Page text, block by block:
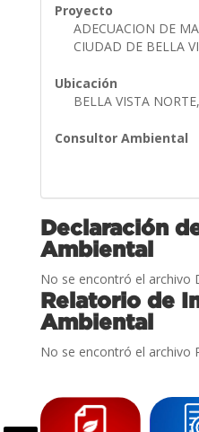
Proyecto
ADECUACION DE
CIUDAD DE BELLA
Ubicación
BELLA VISTA
Consultor Ambiental
Declaración
Ambiental
No se encontró el archivo
Relatorio de
Ambiental
No se encontró el archivo